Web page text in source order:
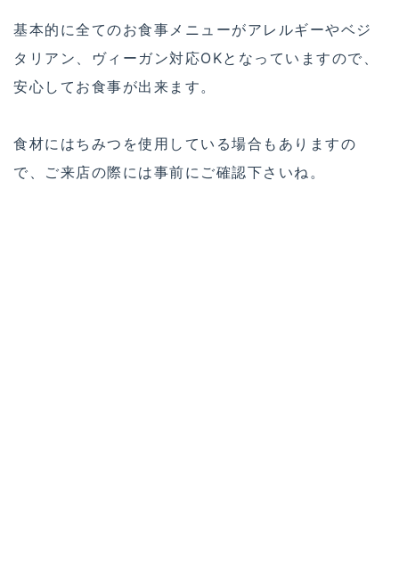
基本的に全てのお食事メニューがアレルギーやベジ
タリアン、ヴィーガン対応OKとなっていますので、
安心してお食事が出来ます。
食材にはちみつを使用している場合もありますの
で、ご来店の際には事前にご確認下さいね。